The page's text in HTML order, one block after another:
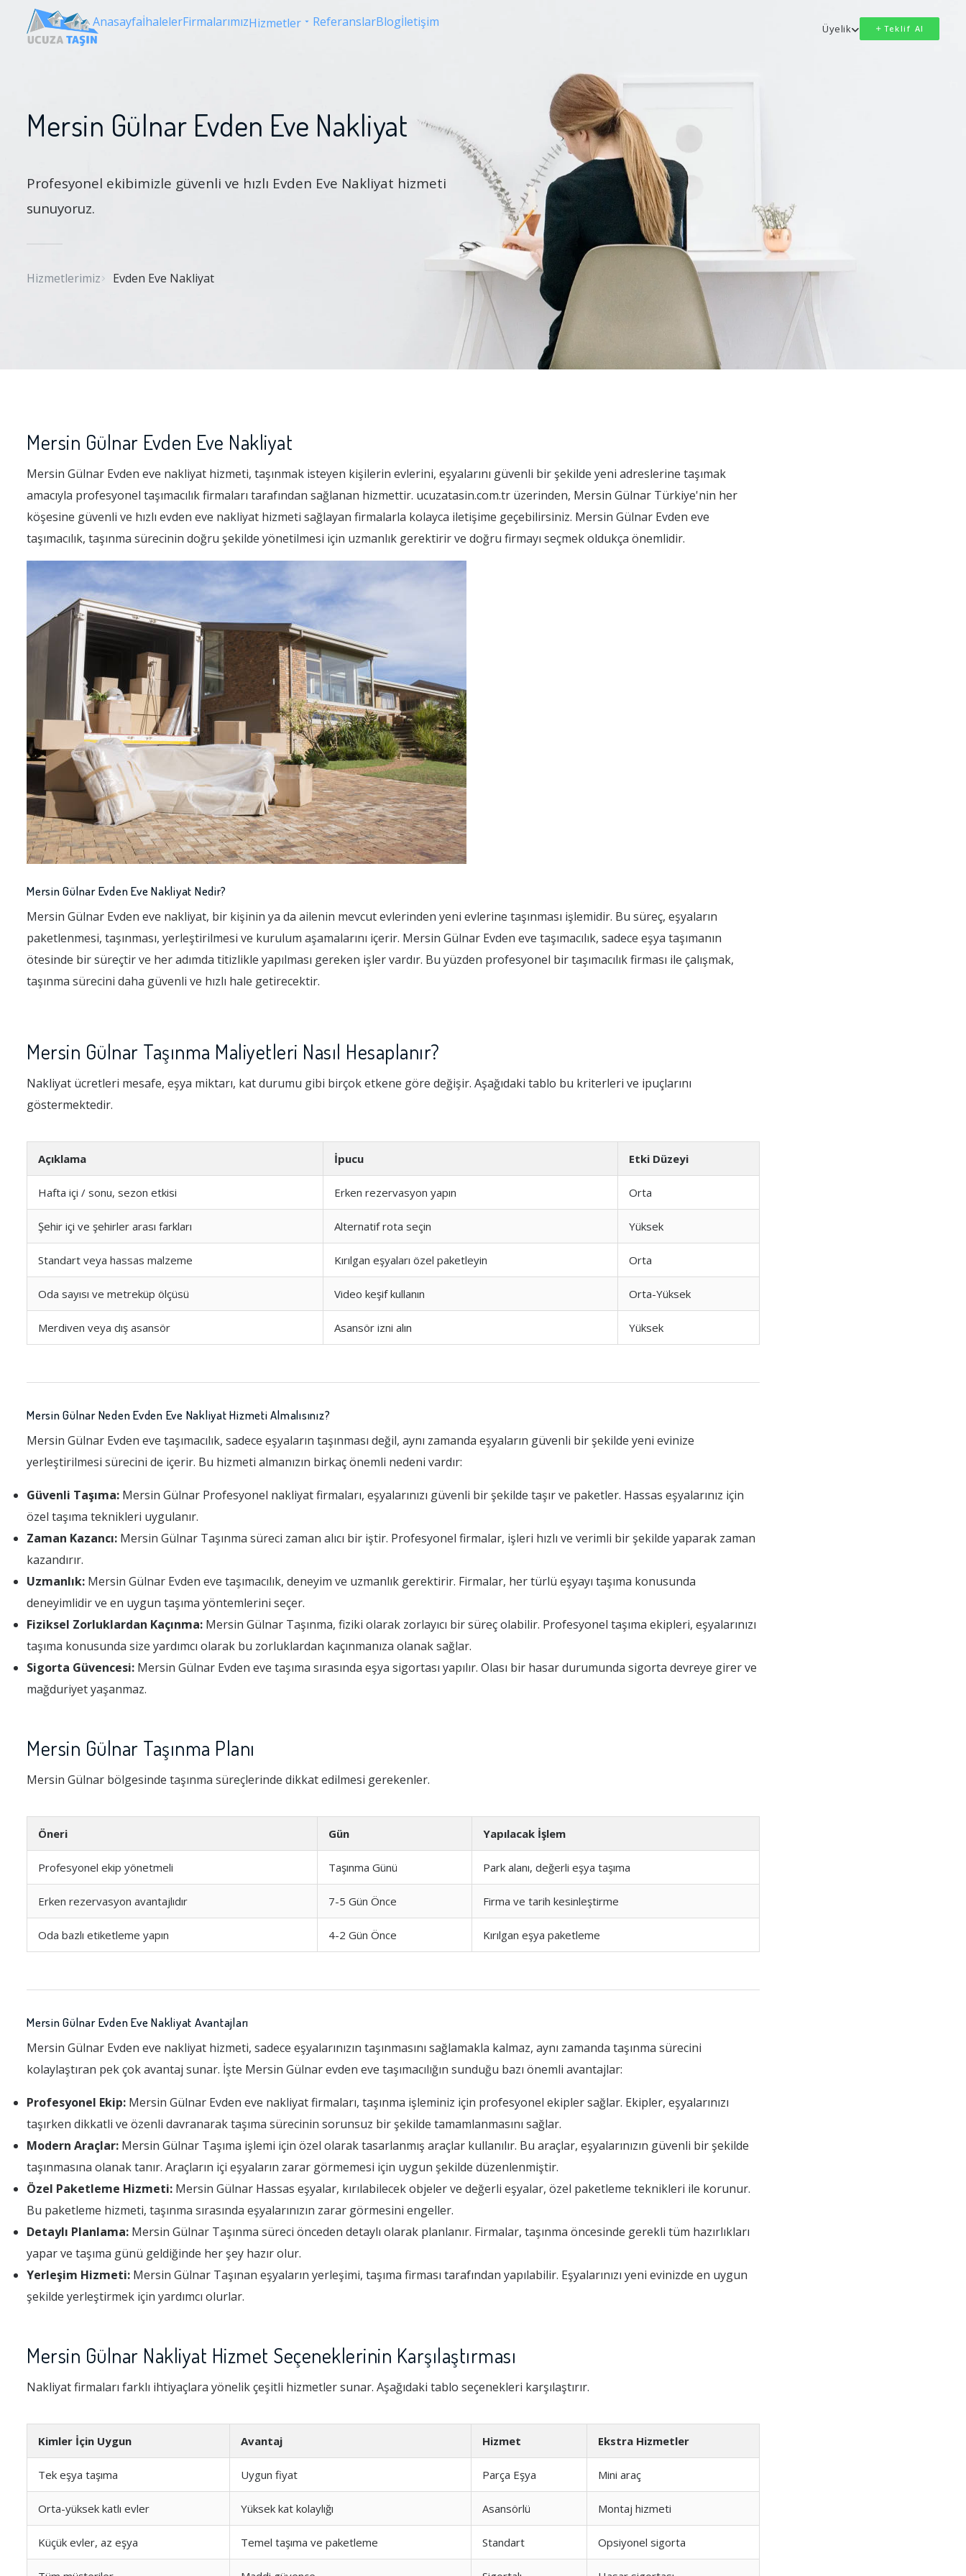
AnasayfaİhalelerFirmalarımızHizmetler ReferanslarBlogİletişim Üyelik Teklif Al
Mersin Gülnar Evden Eve Nakliyat
Profesyonel ekibimizle güvenli ve hızlı Evden Eve Nakliyat hizmeti
sunuyoruz.
Hizmetlerimiz Evden Eve Nakliyat
Mersin Gülnar Evden Eve Nakliyat
Mersin Gülnar Evden eve nakliyat hizmeti, taşınmak isteyen kişilerin evlerini, eşyalarını güvenli bir şekilde yeni adreslerine taşımak
amacıyla profesyonel taşımacılık firmaları tarafından sağlanan hizmettir. ucuzatasin.com.tr üzerinden, Mersin Gülnar Türkiye'nin her
köşesine güvenli ve hızlı evden eve nakliyat hizmeti sağlayan firmalarla kolayca iletişime geçebilirsiniz. Mersin Gülnar Evden eve
taşımacılık, taşınma sürecinin doğru şekilde yönetilmesi için uzmanlık gerektirir ve doğru firmayı seçmek oldukça önemlidir.
Mersin Gülnar Evden Eve Nakliyat Nedir?
Mersin Gülnar Evden eve nakliyat, bir kişinin ya da ailenin mevcut evlerinden yeni evlerine taşınması işlemidir. Bu süreç, eşyaların
paketlenmesi, taşınması, yerleştirilmesi ve kurulum aşamalarını içerir. Mersin Gülnar Evden eve taşımacılık, sadece eşya taşımanın
ötesinde bir süreçtir ve her adımda titizlikle yapılması gereken işler vardır. Bu yüzden profesyonel bir taşımacılık firması ile çalışmak,
taşınma sürecini daha güvenli ve hızlı hale getirecektir.
Mersin Gülnar Taşınma Maliyetleri Nasıl Hesaplanır?
Nakliyat ücretleri mesafe, eşya miktarı, kat durumu gibi birçok etkene göre değişir. Aşağıdaki tablo bu kriterleri ve ipuçlarını
göstermektedir.
Açıklama İpucu Etki Düzeyi
Hafta içi / sonu, sezon etkisi Erken rezervasyon yapın Orta
Şehir içi ve şehirler arası farkları Alternatif rota seçin Yüksek
Standart veya hassas malzeme Kırılgan eşyaları özel paketleyin Orta
Oda sayısı ve metreküp ölçüsü Video keşif kullanın Orta-Yüksek
Merdiven veya dış asansör Asansör izni alın Yüksek
Mersin Gülnar Neden Evden Eve Nakliyat Hizmeti Almalısınız?
Mersin Gülnar Evden eve taşımacılık, sadece eşyaların taşınması değil, aynı zamanda eşyaların güvenli bir şekilde yeni evinize
yerleştirilmesi sürecini de içerir. Bu hizmeti almanızın birkaç önemli nedeni vardır:
Güvenli Taşıma: Mersin Gülnar Profesyonel nakliyat firmaları, eşyalarınızı güvenli bir şekilde taşır ve paketler. Hassas eşyalarınız için
özel taşıma teknikleri uygulanır.
Zaman Kazancı: Mersin Gülnar Taşınma süreci zaman alıcı bir iştir. Profesyonel firmalar, işleri hızlı ve verimli bir şekilde yaparak zaman
kazandırır.
Uzmanlık: Mersin Gülnar Evden eve taşımacılık, deneyim ve uzmanlık gerektirir. Firmalar, her türlü eşyayı taşıma konusunda
deneyimlidir ve en uygun taşıma yöntemlerini seçer.
Fiziksel Zorluklardan Kaçınma: Mersin Gülnar Taşınma, fiziki olarak zorlayıcı bir süreç olabilir. Profesyonel taşıma ekipleri, eşyalarınızı
taşıma konusunda size yardımcı olarak bu zorluklardan kaçınmanıza olanak sağlar.
Sigorta Güvencesi: Mersin Gülnar Evden eve taşıma sırasında eşya sigortası yapılır. Olası bir hasar durumunda sigorta devreye girer ve
mağduriyet yaşanmaz.
Mersin Gülnar Taşınma Planı
Mersin Gülnar bölgesinde taşınma süreçlerinde dikkat edilmesi gerekenler.
Öneri Gün Yapılacak İşlem
Profesyonel ekip yönetmeli Taşınma Günü Park alanı, değerli eşya taşıma
Erken rezervasyon avantajlıdır 7-5 Gün Önce Firma ve tarih kesinleştirme
Oda bazlı etiketleme yapın 4-2 Gün Önce Kırılgan eşya paketleme
Mersin Gülnar Evden Eve Nakliyat Avantajları
Mersin Gülnar Evden eve nakliyat hizmeti, sadece eşyalarınızın taşınmasını sağlamakla kalmaz, aynı zamanda taşınma sürecini
kolaylaştıran pek çok avantaj sunar. İşte Mersin Gülnar evden eve taşımacılığın sunduğu bazı önemli avantajlar:
Profesyonel Ekip: Mersin Gülnar Evden eve nakliyat firmaları, taşınma işleminiz için profesyonel ekipler sağlar. Ekipler, eşyalarınızı
taşırken dikkatli ve özenli davranarak taşıma sürecinin sorunsuz bir şekilde tamamlanmasını sağlar.
Modern Araçlar: Mersin Gülnar Taşıma işlemi için özel olarak tasarlanmış araçlar kullanılır. Bu araçlar, eşyalarınızın güvenli bir şekilde
taşınmasına olanak tanır. Araçların içi eşyaların zarar görmemesi için uygun şekilde düzenlenmiştir.
Özel Paketleme Hizmeti: Mersin Gülnar Hassas eşyalar, kırılabilecek objeler ve değerli eşyalar, özel paketleme teknikleri ile korunur.
Bu paketleme hizmeti, taşınma sırasında eşyalarınızın zarar görmesini engeller.
Detaylı Planlama: Mersin Gülnar Taşınma süreci önceden detaylı olarak planlanır. Firmalar, taşınma öncesinde gerekli tüm hazırlıkları
yapar ve taşıma günü geldiğinde her şey hazır olur.
Yerleşim Hizmeti: Mersin Gülnar Taşınan eşyaların yerleşimi, taşıma firması tarafından yapılabilir. Eşyalarınızı yeni evinizde en uygun
şekilde yerleştirmek için yardımcı olurlar.
Mersin Gülnar Nakliyat Hizmet Seçeneklerinin Karşılaştırması
Nakliyat firmaları farklı ihtiyaçlara yönelik çeşitli hizmetler sunar. Aşağıdaki tablo seçenekleri karşılaştırır.
Kimler İçin Uygun Avantaj Hizmet Ekstra Hizmetler
Tek eşya taşıma Uygun fiyat Parça Eşya Mini araç
Orta-yüksek katlı evler Yüksek kat kolaylığı Asansörlü Montaj hizmeti
Küçük evler, az eşya Temel taşıma ve paketleme Standart Opsiyonel sigorta